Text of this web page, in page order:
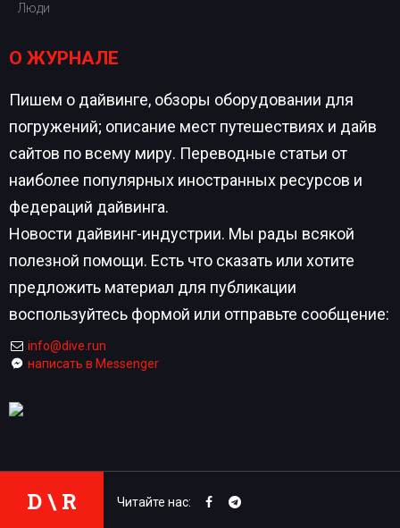
Люди
О ЖУРНАЛЕ
Пишем о дайвинге, обзоры оборудовании для
погружений; описание мест путешествиях и дайв
сайтов по всему миру. Переводные статьи от
наиболее популярных иностранных ресурсов и
федераций дайвинга.
Новости дайвинг-индустрии. Мы рады всякой
полезной помощи. Есть что сказать или хотите
предложить материал для публикации
воспользуйтесь формой или отправьте сообщение:
info@dive.run
написать в Messenger
D \ R Читайте нас: